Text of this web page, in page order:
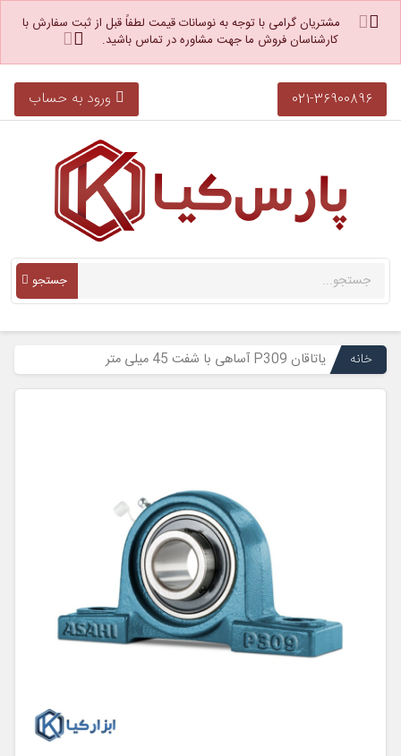
مشتریان گرامی با توجه به نوسانات قیمت لطفاً قبل از ثبت سفارش با
کارشناسان فروش ما جهت مشاوره در تماس باشید.
021-36900896 ورود به حساب
جستجو
خانه یاتاقان P309 آساهی با شفت 45 میلی متر